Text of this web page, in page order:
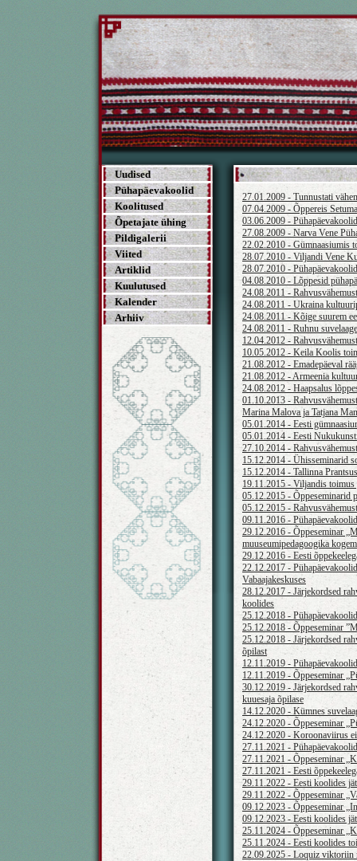
Uudised
Pühapäevakoolid
Koolitused
Õpetajate ühing
Pildigalerii
Viited
Artiklid
Kuulutused
Kalender
Arhiiv
27.01.2009 - Tunnustati
07.04.2009 - Õppereis
03.06.2009 -
27.08.2009 - Narva Vene
22.02.2010 - Gümnaasiumis
28.07.2010 - Viljandi Vene
28.07.2010 -
04.08.2010 - Lõppesid
24.08.2011 -
24.08.2011 - Ukraina
24.08.2011 - Kõige suurem
24.08.2011 - Ruhnu
12.04.2012 -
10.05.2012 - Keila Koolis
21.08.2012 - Emadepäeval
21.08.2012 - Armeenia
24.08.2012 - Haapsalus
01.10.2013 -
Marina Malova ja Tatjana
05.01.2014 - Eesti
05.01.2014 - Eesti
27.10.2014 -
15.12.2014 - Ühisseminarid
15.12.2014 - Tallinna
19.11.2015 - Viljandis toimus
05.12.2015 - Õppeseminarid
05.12.2015 -
09.11.2016 -
29.12.2016 - Õppeseminar
muuseumipedagoogika
29.12.2016 - Eesti
22.12.2017 -
Vabaajakeskuses
28.12.2017 - Järjekordsed
koolides
25.12.2018 -
25.12.2018 - Õppeseminar
25.12.2018 - Järjekordsed
õpilast
12.11.2019 -
12.11.2019 - Õppeseminar
30.12.2019 - Järjekordsed
kuuesaja õpilase
14.12.2020 - Kümnes
24.12.2020 - Õppeseminar
24.12.2020 - Koroonaviirus
27.11.2021 -
27.11.2021 - Õppeseminar
27.11.2021 - Eesti
29.11.2022 - Eesti koolides
29.11.2022 - Õppeseminar
09.12.2023 - Õppeseminar
09.12.2023 - Eesti koolides
25.11.2024 - Õppeseminar
25.11.2024 - Eesti koolides
22.09.2025 - Loquiz viktoriin